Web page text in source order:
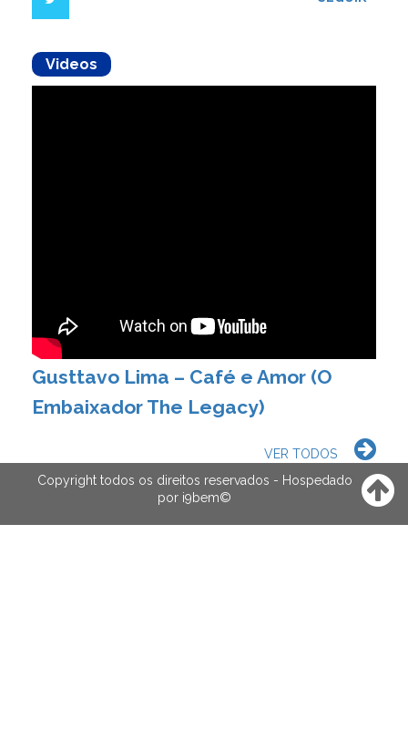
Videos
Gusttavo Lima – Café e Amor (O
Embaixador The Legacy)
VER TODOS
Copyright todos os direitos reservados - Hospedado
por i9bem©